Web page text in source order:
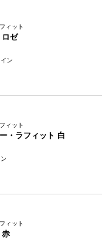
ィット
ロゼ
ン
ィット
・ラフィット 白
ィット
赤